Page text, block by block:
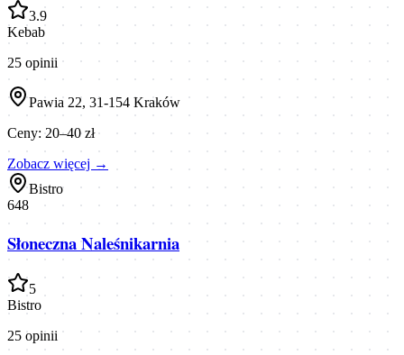
3.9
Kebab
25 opinii
Pawia 22, 31-154 Kraków
Ceny:20–40 zł
Zobacz więcej →
Bistro
648
Słoneczna Naleśnikarnia
5
Bistro
25 opinii